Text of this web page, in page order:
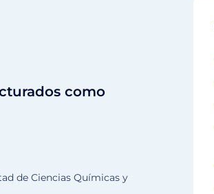
como
de Ciencias Químicas y